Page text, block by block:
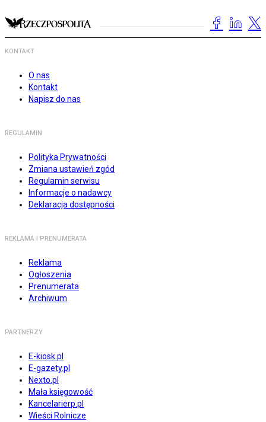
KONTAKT
O nas
Kontakt
Napisz do nas
REGULAMIN
Polityka Prywatności
Zmiana ustawień zgód
Regulamin serwisu
Informacje o nadawcy
Deklaracja dostępności
REKLAMA I PRENUMERATA
Reklama
Ogłoszenia
Prenumerata
Archiwum
PARTNERZY
E-kiosk.pl
E-gazety.pl
Nexto.pl
Mała księgowość
Kancelarierp.pl
Wieści Rolnicze